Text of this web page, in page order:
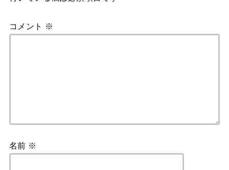
コメント ※
名前 ※